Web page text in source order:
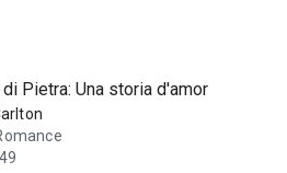
Pietra: Una storia d'amore con un